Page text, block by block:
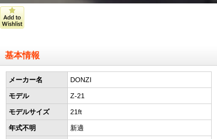
基本情報
メーカー名 DONZI
モデル Z-21
モデルサイズ 21ft
年式不明 新適